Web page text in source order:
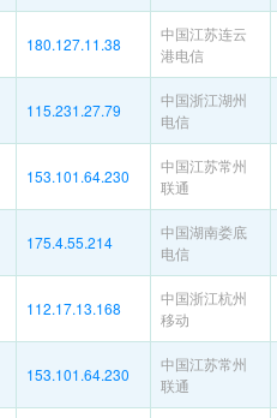
180.127.11.38
中国江苏连云
港电信
115.231.27.79
中国浙江湖州
电信
153.101.64.230
中国江苏常州
联通
175.4.55.214
中国湖南娄底
电信
112.17.13.168
中国浙江杭州
移动
153.101.64.230
中国江苏常州
联通